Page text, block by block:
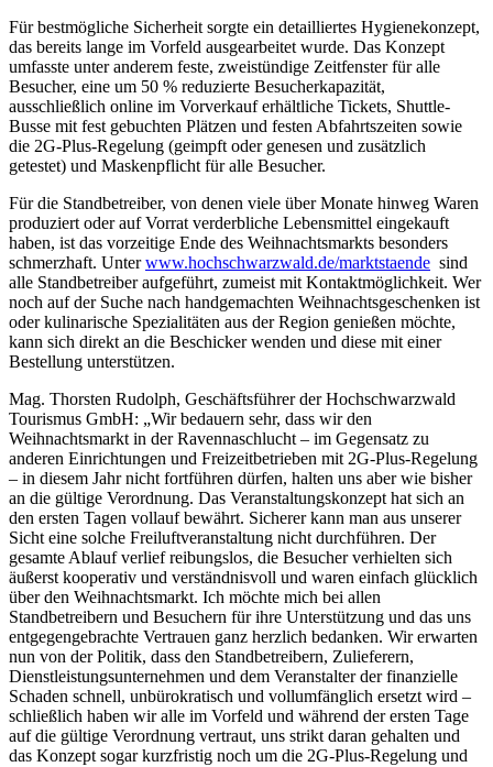
Für bestmögliche Sicherheit sorgte ein detailliertes Hygienekonzept,
das bereits lange im Vorfeld ausgearbeitet wurde. Das Konzept
umfasste unter anderem feste, zweistündige Zeitfenster für alle
Besucher, eine um 50 % reduzierte Besucherkapazität,
ausschließlich online im Vorverkauf erhältliche Tickets, Shuttle-
Busse mit fest gebuchten Plätzen und festen Abfahrtszeiten sowie
die 2G-Plus-Regelung (geimpft oder genesen und zusätzlich
getestet) und Maskenpflicht für alle Besucher.
Für die Standbetreiber, von denen viele über Monate hinweg Waren
produziert oder auf Vorrat verderbliche Lebensmittel eingekauft
haben, ist das vorzeitige Ende des Weihnachtsmarkts besonders
schmerzhaft. Unterwww.hochschwarzwald.de/marktstaende sind
alle Standbetreiber aufgeführt, zumeist mit Kontaktmöglichkeit. Wer
noch auf der Suche nach handgemachten Weihnachtsgeschenken ist
oder kulinarische Spezialitäten aus der Region genießen möchte,
kann sich direkt an die Beschicker wenden und diese mit einer
Bestellung unterstützen.
Mag. Thorsten Rudolph, Geschäftsführer der Hochschwarzwald
Tourismus GmbH: „Wir bedauern sehr, dass wir den
Weihnachtsmarkt in der Ravennaschlucht – im Gegensatz zu
anderen Einrichtungen und Freizeitbetrieben mit 2G-Plus-Regelung
– in diesem Jahr nicht fortführen dürfen, halten uns aber wie bisher
an die gültige Verordnung. Das Veranstaltungskonzept hat sich an
den ersten Tagen vollauf bewährt. Sicherer kann man aus unserer
Sicht eine solche Freiluftveranstaltung nicht durchführen. Der
gesamte Ablauf verlief reibungslos, die Besucher verhielten sich
äußerst kooperativ und verständnisvoll und waren einfach glücklich
über den Weihnachtsmarkt. Ich möchte mich bei allen
Standbetreibern und Besuchern für ihre Unterstützung und das uns
entgegengebrachte Vertrauen ganz herzlich bedanken. Wir erwarten
nun von der Politik, dass den Standbetreibern, Zulieferern,
Dienstleistungsunternehmen und dem Veranstalter der finanzielle
Schaden schnell, unbürokratisch und vollumfänglich ersetzt wird –
schließlich haben wir alle im Vorfeld und während der ersten Tage
auf die gültige Verordnung vertraut, uns strikt daran gehalten und
das Konzept sogar kurzfristig noch um die 2G-Plus-Regelung und